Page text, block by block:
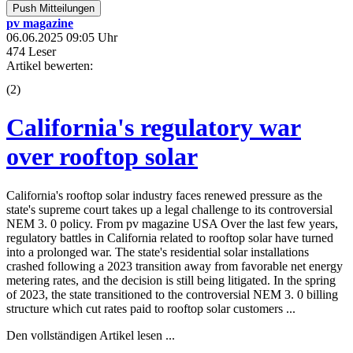
Push Mitteilungen
pv magazine
06.06.2025 09:05 Uhr
474 Leser
Artikel bewerten:
(2)
California's regulatory war
over rooftop solar
California's rooftop solar industry faces renewed pressure as the
state's supreme court takes up a legal challenge to its controversial
NEM 3. 0 policy. From pv magazine USA Over the last few years,
regulatory battles in California related to rooftop solar have turned
into a prolonged war. The state's residential solar installations
crashed following a 2023 transition away from favorable net energy
metering rates, and the decision is still being litigated. In the spring
of 2023, the state transitioned to the controversial NEM 3. 0 billing
structure which cut rates paid to rooftop solar customers ...
Den vollständigen Artikel lesen ...